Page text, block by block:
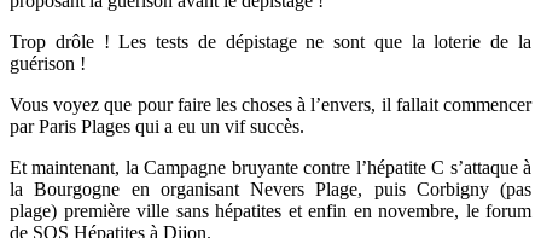
Trop drôle ! Les tests de dépistage ne sont que la loterie de la
guérison !
Vous voyez que pour faire les choses à l’envers, il fallait commencer
par Paris Plages qui a eu un vif succès.
Et maintenant, la Campagne bruyante contre l’hépatite C s’attaque à
la Bourgogne en organisant Nevers Plage, puis Corbigny (pas
plage) première ville sans hépatites et enfin en novembre, le forum
de SOS Hépatites à Dijon.